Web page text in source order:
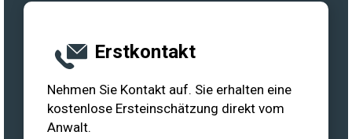
Erstkontakt
Nehmen Sie Kontakt auf. Sie erhalten eine
kostenlose Ersteinschätzung direkt vom
Anwalt.